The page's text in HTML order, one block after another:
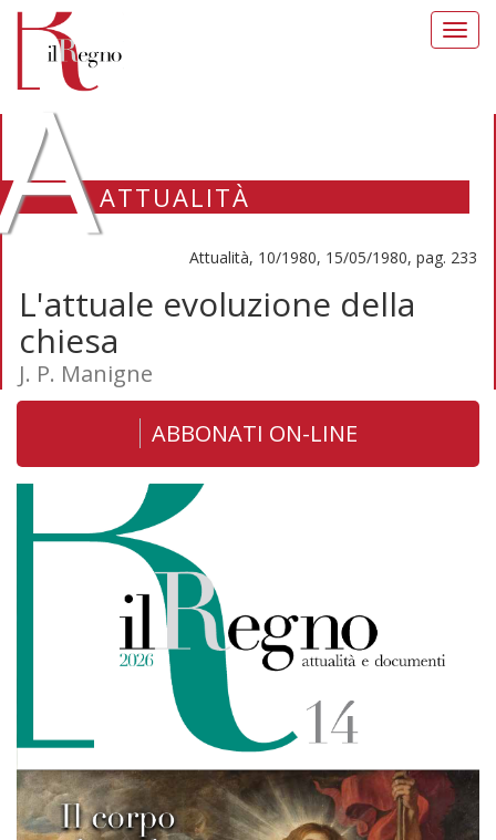
ATTUALITÀ
Attualità, 10/1980, 15/05/1980, pag. 233
L'attuale evoluzione della
chiesa
J. P. Manigne
ABBONATI ON-LINE